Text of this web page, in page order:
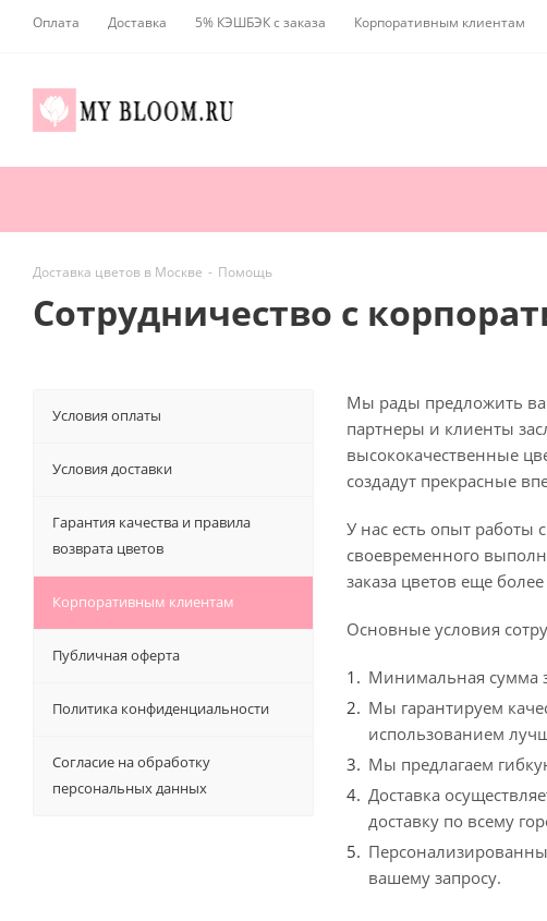
Оплата Доставка 5% КЭШБЭК с заказа Корпоративным клиентам
Доставка цветов в Москве - Помощь
Сотрудничество с
Мы рады предложить
партнеры и клиенты
высококачественные
создадут прекрасные
У нас есть опыт
своевременного
заказа цветов еще
Основные условия
Минимальная сумма
Мы гарантируем
использованием
Мы предлагаем
Доставка
доставку по всему
вашему запросу.
Условия оплаты
Условия доставки
Гарантия качества и правила
возврата цветов
Корпоративным клиентам
Публичная оферта
Политика конфиденциальности
Согласие на обработку
персональных данных